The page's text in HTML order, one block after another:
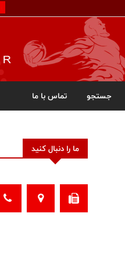
جستجو تماس با ما
ما را دنبال کنید